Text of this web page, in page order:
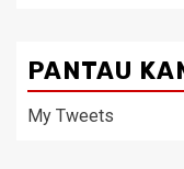
PANTAU
My Tweets